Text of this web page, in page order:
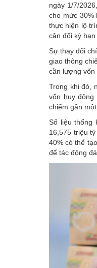
ngày 1/7/
cho mức 30%
thực hiện lộ
cân đối kỳ
Sự thay đổi
giao thông
cần lượng vốn
Trong khi đó,
vốn huy
chiếm gần
Số liệu thống
16,575 triệu
40% có thể
để tác động